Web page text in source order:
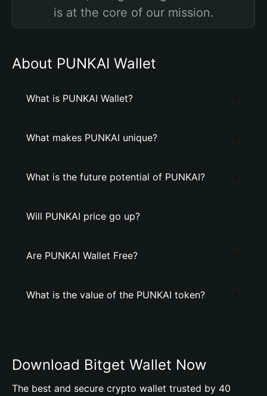
is at the core of our mission.
About PUNKAI Wallet
What is PUNKAI Wallet?
What makes PUNKAI unique?
What is the future potential of PUNKAI?
Will PUNKAI price go up?
Are PUNKAI Wallet Free?
What is the value of the PUNKAI token?
Download Bitget Wallet Now
The best and secure crypto wallet trusted by 40